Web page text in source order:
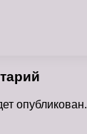
опубликован.